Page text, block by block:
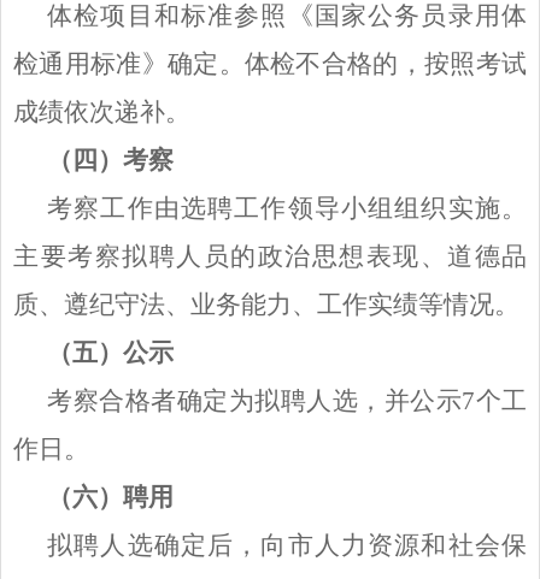
体检项目和标准参照《国家公务员录用体
检通用标准》确定。体检不合格的，按照考试
成绩依次递补。
（四）考察
考察工作由选聘工作领导小组组织实施。
主要考察拟聘人员的政治思想表现、道德品
质、遵纪守法、业务能力、工作实绩等情况。
（五）公示
考察合格者确定为拟聘人选，并公示7个工
作日。
（六）聘用
拟聘人选确定后，向市人力资源和社会保